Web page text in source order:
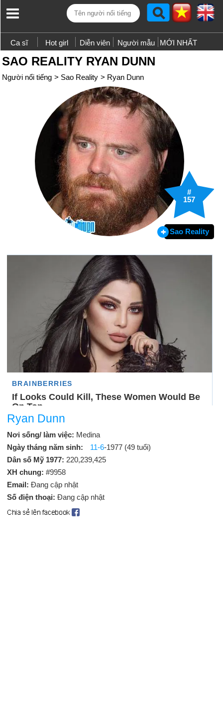
Ca sĩ Hot girl Diễn viên Người mẫu MỚI NHẤT
SAO REALITY RYAN DUNN
Người nổi tiếng > Sao Reality > Ryan Dunn
#
157
Sao Reality
Ryan Dunn
Nơi sống/ làm việc: Medina
Ngày tháng năm sinh:
11-6-1977 (49 tuổi)
Dân số Mỹ 1977: 220,239,425
XH chung: #9958
Email: Đang cập nhật
Số điện thoại: Đang cập nhật